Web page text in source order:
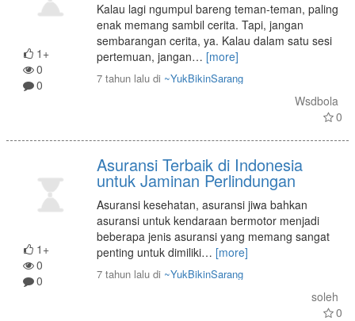
1+
0
0
Kalau lagi ngumpul bareng teman-teman, paling
enak memang sambil cerita. Tapi, jangan
sembarangan cerita, ya. Kalau dalam satu sesi
pertemuan, jangan… [more]
7 tahun lalu di ~YukBikinSarang
Wsdbola
0
1+
0
0
Asuransi Terbaik di Indonesia
untuk Jaminan Perlindungan
Asuransi kesehatan, asuransi jiwa bahkan
asuransi untuk kendaraan bermotor menjadi
beberapa jenis asuransi yang memang sangat
penting untuk dimiliki… [more]
7 tahun lalu di ~YukBikinSarang
soleh
0